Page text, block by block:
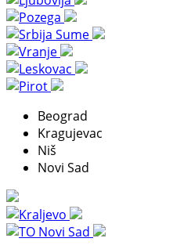
Beograd
Kragujevac
Niš
Novi Sad